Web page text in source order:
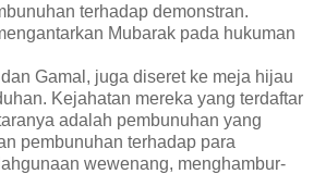
terhadap demonstran.
Mubarak pada hukuman
Gamal, juga diseret ke meja hijau
Kejahatan mereka yang terdaftar
adalah pembunuhan yang
pembunuhan terhadap para
wewenang, menghambur-